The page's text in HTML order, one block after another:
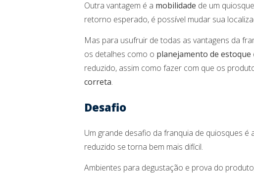
Outra vantagem é a mobilidade de um
retorno esperado, é possível mudar sua
Mas para usufruir de todas as vantagens da
os detalhes como o planejamento de estoque
reduzido, assim como fazer com que os
correta.
Desafio
Um grande desafio da franquia de quiosques é
reduzido se torna bem mais difícil.
Ambientes para degustação e prova do